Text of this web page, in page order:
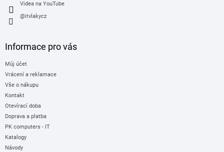
Videa na YouTube
@itvlakycz
Informace pro vás
Můj účet
Vrácení a reklamace
Vše o nákupu
Kontakt
Otevírací doba
Doprava a platba
PK computers - IT
Katalogy
Návody